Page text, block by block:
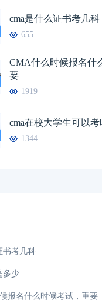
cma是什么证书考几科
655
CMA什么时候报名什
要
1919
cma在校大学生可以考
1344
书考几科
多少
报名什么时候考试，重要